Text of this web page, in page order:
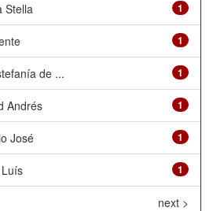
1
Stella
1
1
de ...
1
Andrés
1
José
1
next >